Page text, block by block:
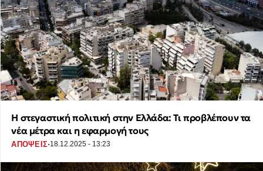
Η στεγαστική πολιτική στην Ελλάδα: Τι προβλέπουν τα
νέα μέτρα και η εφαρμογή τους
ΑΠΟΨΕΙΣ·18.12.2025 - 13:23